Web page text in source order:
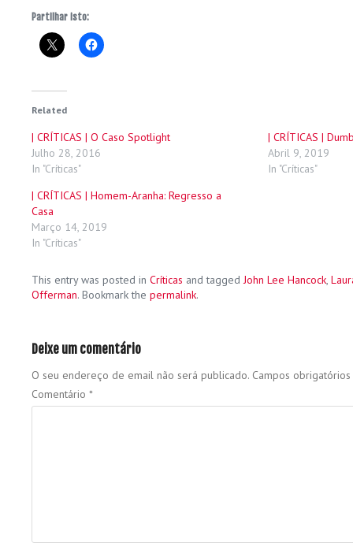
Partilhar isto:
Related
| CRÍTICAS | O Caso Spotlight
Julho 28, 2016
In "Críticas"
| CRÍTICAS |
Abril 9, 2019
In "Críticas"
| CRÍTICAS | Homem-Aranha: Regresso a
Casa
Março 14, 2019
In "Críticas"
This entry was posted in Críticas and taggedJohn Lee Hancock,
Offerman. Bookmark the permalink.
Deixe um comentário
O seu endereço de email não será publicado. Campos
Comentário *